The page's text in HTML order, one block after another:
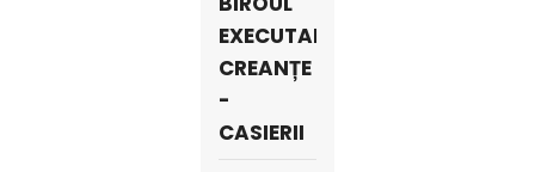
EXECUTARE
CREANȚE
-
CASIERII